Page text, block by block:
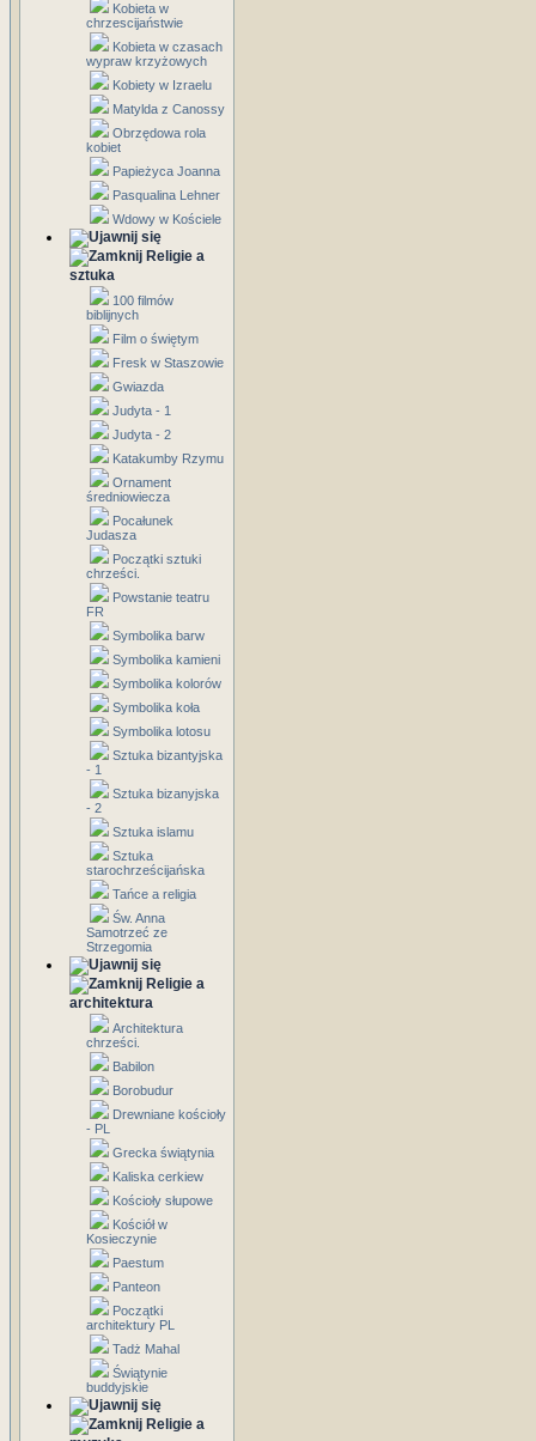
Kobieta w
chrzescijaństwie
Kobieta w czasach
wypraw krzyżowych
Kobiety w Izraelu
Matylda z Canossy
Obrzędowa rola
kobiet
Papieżyca Joanna
Pasqualina Lehner
Wdowy w Kościele
Religie a
sztuka
100 filmów
biblijnych
Film o świętym
Fresk w Staszowie
Gwiazda
Judyta - 1
Judyta - 2
Katakumby Rzymu
Ornament
średniowiecza
Pocałunek
Judasza
Początki sztuki
chrześci.
Powstanie teatru
FR
Symbolika barw
Symbolika kamieni
Symbolika kolorów
Symbolika koła
Symbolika lotosu
Sztuka bizantyjska
- 1
Sztuka bizanyjska
- 2
Sztuka islamu
Sztuka
starochrześcijańska
Tańce a religia
Św. Anna
Samotrzeć ze
Strzegomia
Religie a
architektura
Architektura
chrześci.
Babilon
Borobudur
Drewniane kościoły
- PL
Grecka świątynia
Kaliska cerkiew
Kościoły słupowe
Kościół w
Kosieczynie
Paestum
Panteon
Początki
architektury PL
Tadż Mahal
Świątynie
buddyjskie
Religie a